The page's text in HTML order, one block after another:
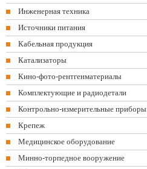
Инженерная техника
Источники питания
Кабельная продукция
Катализаторы
Кино-фото-рентгенматериалы
Комплектующие и радиодетали
Контрольно-измерительные приборы
Крепеж
Медицинское оборудование
Минно-торпедное вооружение